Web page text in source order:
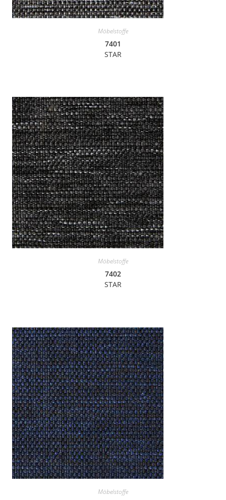
Möbelstoffe
7401
STAR
Möbelstoffe
7402
STAR
Möbelstoffe